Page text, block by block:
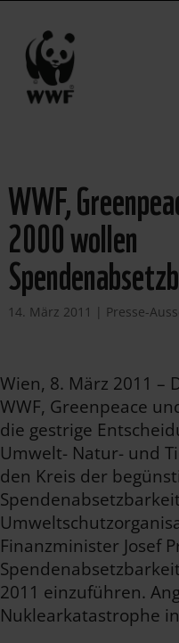
WWF,
2000 wollen
14. März 2011 | Presse-
Wien, 8. März 2011 –
WWF, Greenpeace
die gestrige
Umwelt- Natur- und
den Kreis der
Finanzminister Josef
2011 einzuführen.
Nuklearkatastrophe